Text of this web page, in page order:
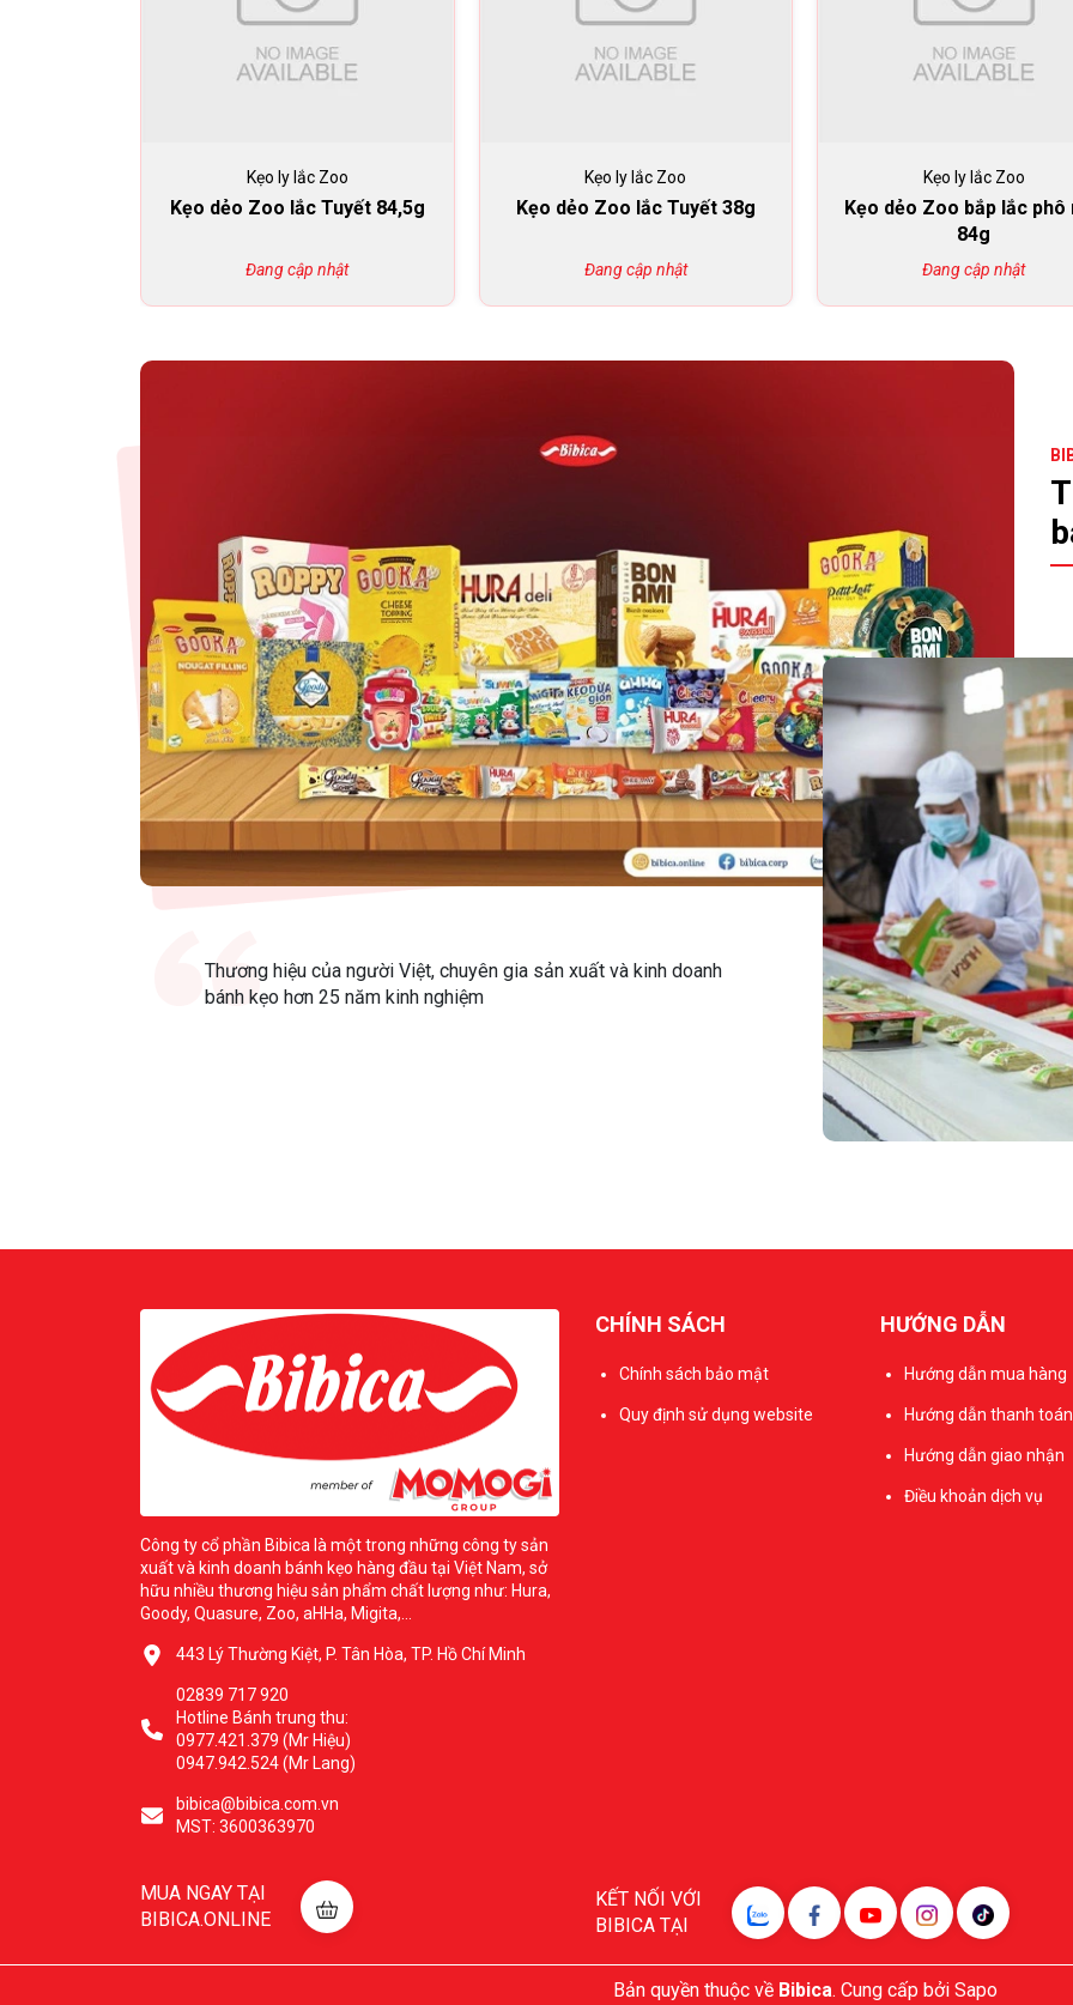
Kẹo ly lắc Zoo
Kẹo dẻo Zoo lắc Tuyết 84,5g
Đang cập nhật
Kẹo ly lắc Zoo
Kẹo dẻo Zoo lắc Tuyết 38g
Đang cập nhật
Kẹo ly lắc Zoo
Kẹo dẻo Zoo bắp lắc phô
84g
Đang cập nhật
Thương hiệu của người Việt, chuyên gia sản xuất và kinh doanh
bánh kẹo hơn 25 năm kinh nghiệm
Công ty cổ phần Bibica là một trong những công ty sản
xuất và kinh doanh bánh kẹo hàng đầu tại Việt Nam, sở
hữu nhiều thương hiệu sản phẩm chất lượng như: Hura,
Goody, Quasure, Zoo, aHHa, Migita,...
443 Lý Thường Kiệt, P. Tân Hòa, TP. Hồ Chí Minh
02839 717 920
Hotline Bánh trung thu:
0977.421.379 (Mr Hiệu)
0947.942.524 (Mr Lang)
bibica@bibica.com.vn
MST: 3600363970
CHÍNH SÁCH
Chính sách bảo mật
Quy định sử dụng website
HƯỚNG DẪN
Hướng dẫn mua hàng
Hướng dẫn thanh toán
Hướng dẫn giao nhận
Điều khoản dịch vụ
MUA NGAY TẠI
BIBICA.ONLINE
KẾT NỐI VỚI
BIBICA TẠI
Bản quyền thuộc về Bibica. Cung cấp bởi Sapo